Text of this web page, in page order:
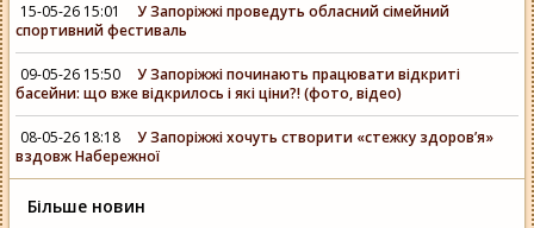
15-05-26 15:01
У Запоріжжі проведуть обласний сімейний
спортивний фестиваль
09-05-26 15:50
У Запоріжжі починають працювати відкриті
басейни: що вже відкрилось і які ціни?! (фото, відео)
08-05-26 18:18
У Запоріжжі хочуть створити «стежку здоров’я»
вздовж Набережної
Більше новин